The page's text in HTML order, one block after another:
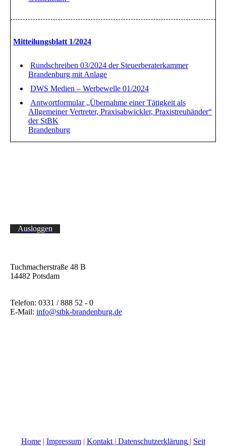
Mitteilungsblatt 1/2024
Rundschreiben 03/2024 der Steuerberaterkammer
Brandenburg mit Anlage
DWS Medien – Werbewelle 01/2024
Antwortformular „Übernahme einer Tätigkeit als
Allgemeiner Vertreter, Praxisabwickler, Praxistreuhänder“
der StBK
Brandenburg
Ausloggen
Tuchmacherstraße 48 B
14482 Potsdam
Telefon: 0331 / 888 52 - 0
E-Mail: info@stbk-brandenburg.de
Home| Impressum| Kontakt | Datenschutzerklärung | Seit